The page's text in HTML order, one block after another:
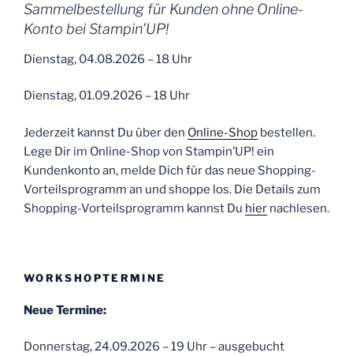
Sammelbestellung für Kunden ohne Online-
Konto bei Stampin’UP!
Dienstag, 04.08.2026 – 18 Uhr
Dienstag, 01.09.2026 – 18 Uhr
Jederzeit kannst Du über den Online-Shop bestellen.
Lege Dir im Online-Shop von Stampin’UP! ein
Kundenkonto an, melde Dich für das neue Shopping-
Vorteilsprogramm an und shoppe los. Die Details zum
Shopping-Vorteilsprogramm kannst Du hier nachlesen.
WORKSHOPTERMINE
Neue Termine:
Donnerstag, 24.09.2026 – 19 Uhr – ausgebucht